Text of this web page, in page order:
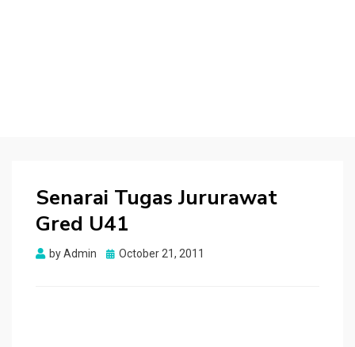
Senarai Tugas Jururawat
Gred U41
byAdmin
Posted
October 21, 2011